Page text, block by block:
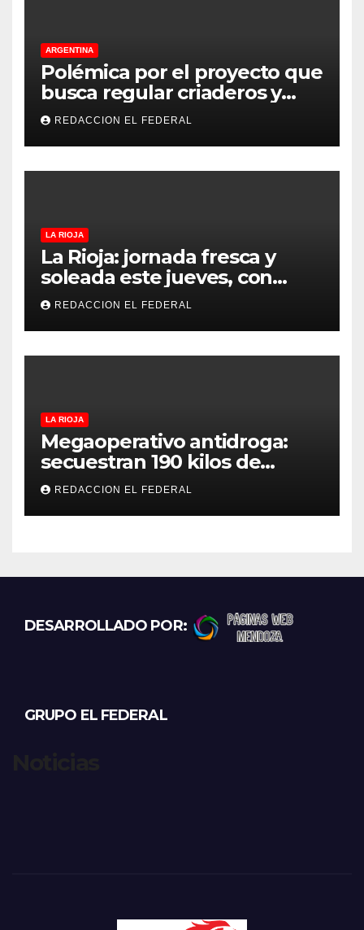
ARGENTINA
Polémica por el proyecto que
busca regular criaderos y
refugios de perros y gatos:
denuncian excesos, mientras
proteccionistas reclaman
controles más duros
REDACCION EL FEDERAL
LA RIOJA
La Rioja: jornada fresca y
soleada este jueves, con
temperaturas estables para
el viernes
REDACCION EL FEDERAL
LA RIOJA
Megaoperativo antidroga:
secuestran 190 kilos de
marihuana que tenían como
destino La Rioja y Catamarca
REDACCION EL FEDERAL
DESARROLLADO POR:
GRUPO EL FEDERAL